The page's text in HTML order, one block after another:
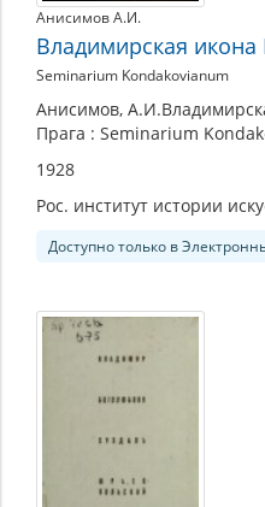
Анисимов А.И.
Владимирская
Seminarium Kondakovianum
Анисимов,
Прага : Seminarium
1928
Рос. институт истории
Доступно только в